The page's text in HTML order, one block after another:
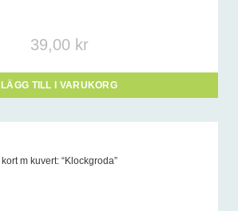
39,00 kr
LÄGG TILL I VARUKORG
kort m kuvert: “Klockgroda”